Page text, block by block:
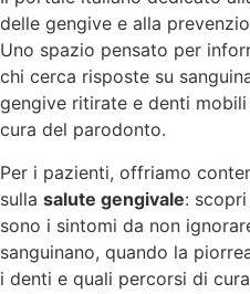
delle gengive e alla
Uno spazio pensato per
chi cerca risposte su
gengive ritirate e denti
cura del parodonto.
Per i pazienti, offriamo
sulla salute gengivale:
sono i sintomi da non
sanguinano, quando la
i denti e quali percorsi di